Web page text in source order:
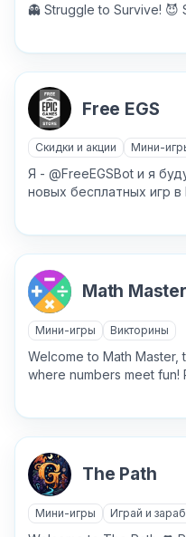
👻 Struggle to Survive! 😈
Free EGS
Скидки и акции Мини-
Я - @FreeEGSBot и я
новых бесплатных игр в
Math Master
Мини-игры Викторины
Welcome to Math Master,
where numbers meet fun!
The Path
Мини-игры Играй и